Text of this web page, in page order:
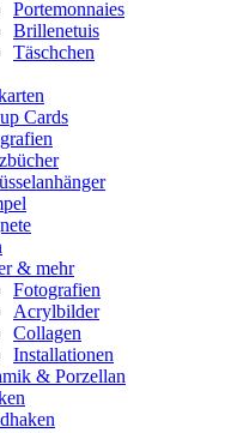
Portemonnaies
Brillenetuis
Täschchen
Cards
& mehr
Fotografien
Acrylbilder
Collagen
Installationen
& Porzellan